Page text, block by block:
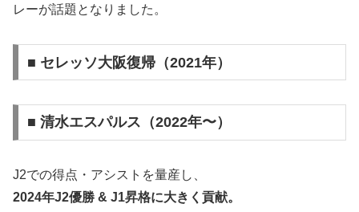
レーが話題となりました。
■ セレッソ大阪復帰（2021年）
■ 清水エスパルス（2022年〜）
J2での得点・アシストを量産し、
2024年J2優勝 & J1昇格に大きく貢献。